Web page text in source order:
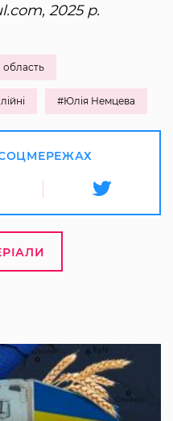
2025 р.
область
#Юлія Немцева